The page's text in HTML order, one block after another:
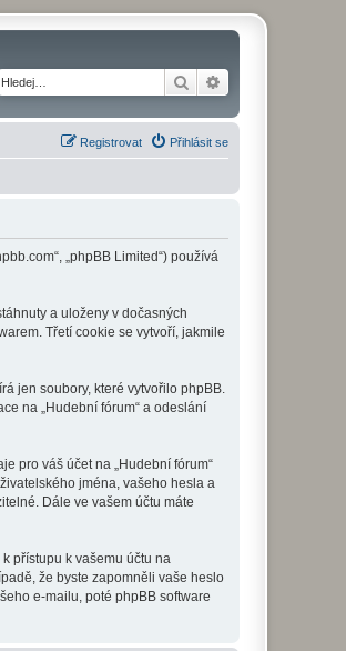
Hledat
Přihlásit se
Registrovat
„phpBB Limited“) používá
a uloženy v dočasných
Třetí cookie se vytvoří, jakmile
jen soubory, které vytvořilo phpBB.
na „Hudební fórum“ a odeslání
pro váš účet na „Hudební fórum“
jména, vašeho hesla a
Dále ve vašem účtu máte
přístupu k vašemu účtu na
že byste zapomněli vaše heslo
e-mailu, poté phpBB software